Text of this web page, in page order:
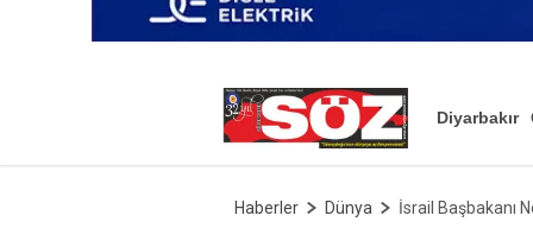
Diyarbakır
Haberler Dünya İsrail Başbakanı